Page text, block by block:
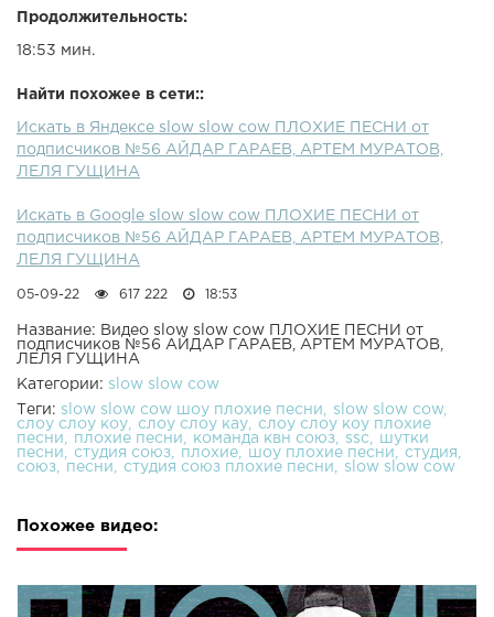
Продолжительность:
18:53 мин.
Найти похожее в сети::
Искать в Яндексе slow slow cow ПЛОХИЕ ПЕСНИ от
подписчиков №56 АЙДАР ГАРАЕВ, АРТЕМ МУРАТОВ,
ЛЕЛЯ ГУЩИНА
Искать в Google slow slow cow ПЛОХИЕ ПЕСНИ от
подписчиков №56 АЙДАР ГАРАЕВ, АРТЕМ МУРАТОВ,
ЛЕЛЯ ГУЩИНА
05-09-22 617 222 18:53
Название: Видео slow slow cow ПЛОХИЕ ПЕСНИ от
подписчиков №56 АЙДАР ГАРАЕВ, АРТЕМ МУРАТОВ,
ЛЕЛЯ ГУЩИНА
Категории: slow slow cow
Теги: slow slow cow шоу плохие песни
slow slow cow
слоу слоу коу
слоу слоу кау
слоу слоу коу плохие
песни
плохие песни команда квн союз ssc
шутки
песни
студия союз плохие шоу плохие песни
студия
союз
песни студия союз плохие песни slow slow cow
Похожее видео: